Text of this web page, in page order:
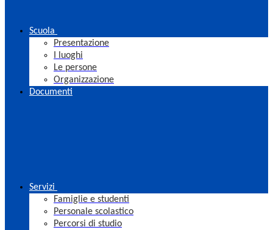
Scuola
Presentazione
I luoghi
Le persone
Organizzazione
Documenti
Servizi
Famiglie e studenti
Personale scolastico
Percorsi di studio